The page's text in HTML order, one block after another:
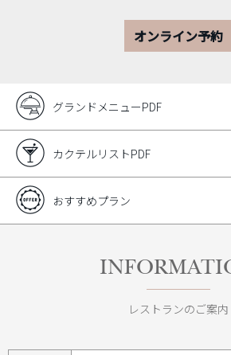
オンライン予約
グランドメニューPDF
カクテルリストPDF
おすすめプラン
レストランのご案内